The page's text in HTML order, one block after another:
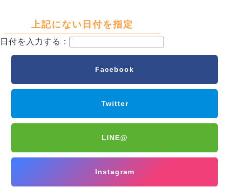
上記にない日付を指定
日付を入力する：
Facebook
Twitter
LINE@
Instagram